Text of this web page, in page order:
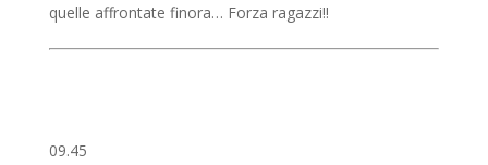
quelle affrontate finora… Forza ragazzi!!
09.45